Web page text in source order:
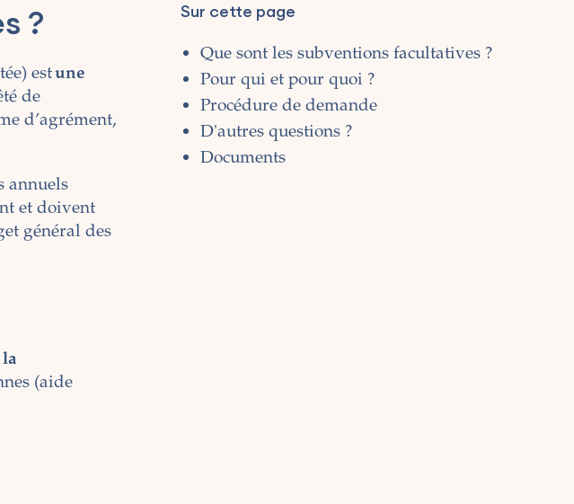
Sur cette page
Que sont les subventions facultatives ?
Pour qui et pour quoi ?
Procédure de demande
D'autres questions ?
Documents
?
estune
de
d’agrément,
annuels
et doivent
général des
(aide